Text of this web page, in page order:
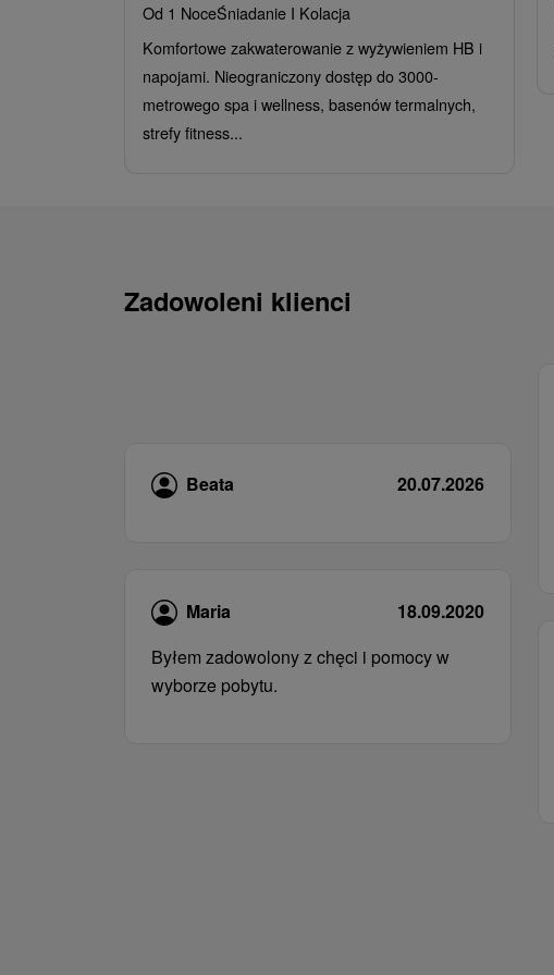
Od 1 NoceŚniadanie I Kolacja
Komfortowe zakwaterowanie z wyżywieniem HB i
napojami. Nieograniczony dostęp do 3000-
metrowego spa i wellness, basenów termalnych,
strefy fitness...
Zadowoleni klienci
Beata 20.07.2026
Maria
18.09.2020
Byłem zadowolony z chęci i pomocy w
wyborze pobytu.